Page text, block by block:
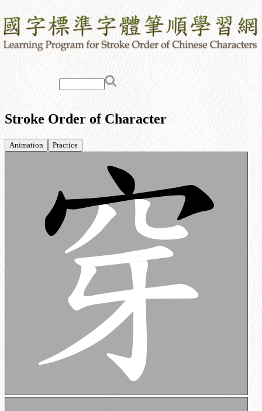
Stroke Order of Character
Animation Practice